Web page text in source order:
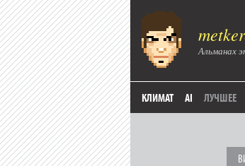
Альманах
КЛИМАТ AI ЛУЧШЕЕ